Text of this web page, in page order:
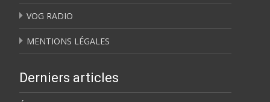
VOG RADIO
MENTIONS LÉGALES
Derniers articles